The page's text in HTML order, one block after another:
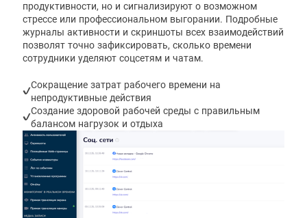
продуктивности, но и сигнализируют о возможном
стрессе или профессиональном выгорании. Подробные
журналы активности и скриншоты всех взаимодействий
позволят точно зафиксировать, сколько времени
сотрудники уделяют соцсетям и чатам.
Сокращение затрат рабочего времени на
непродуктивные действия
Создание здоровой рабочей среды с правильным
балансом нагрузок и отдыха